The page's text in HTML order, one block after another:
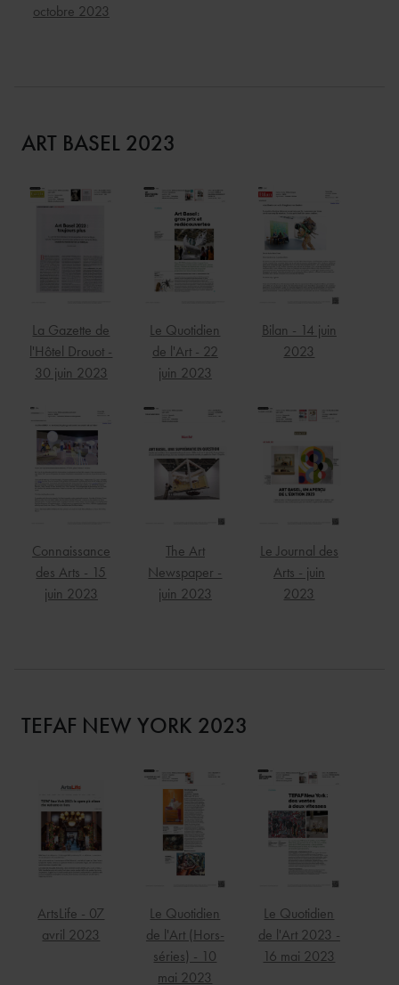
octobre 2023
ART BASEL 2023
La Gazette de
l'Hôtel Drouot -
30 juin 2023
Le Quotidien
de l'Art - 22
juin 2023
Bilan - 14 juin
2023
Connaissance
des Arts - 15
juin 2023
The Art
Newspaper -
juin 2023
Le Journal des
Arts - juin
2023
TEFAF NEW YORK 2023
ArtsLife - 07
avril 2023
Le Quotidien
de l'Art (Hors-
séries) - 10
mai 2023
Le Quotidien
de l'Art 2023 -
16 mai 2023